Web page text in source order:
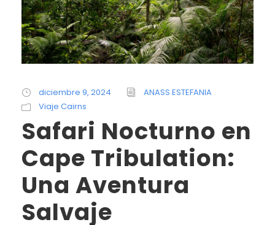
diciembre 9, 2024
ANASS ESTEFANIA
Viaje Cairns
Safari Nocturno en
Cape Tribulation:
Una Aventura
Salvaje